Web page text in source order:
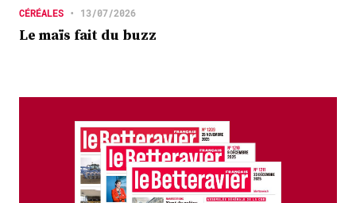
CÉRÉALES • 13/07/2026
Le maïs fait du buzz